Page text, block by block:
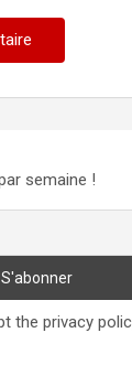
semaine !
the privacy